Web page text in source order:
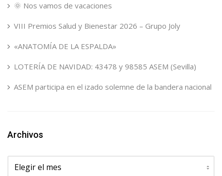
🌞 Nos vamos de vacaciones
VIII Premios Salud y Bienestar 2026 – Grupo Joly
«ANATOMÍA DE LA ESPALDA»
LOTERÍA DE NAVIDAD: 43478 y 98585 ASEM (Sevilla)
ASEM participa en el izado solemne de la bandera nacional
Archivos
Archivos